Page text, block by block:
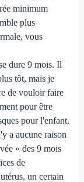
minimum
plus
vous
dure 9 mois. Il
tôt, mais je
de vouloir faire
pour être
pour l'enfant.
a aucune raison
» des 9 mois
de
un certain